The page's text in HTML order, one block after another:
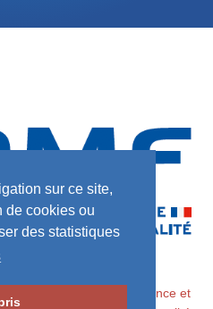
sur ce site,
de cookies ou
des statistiques
des Maires de France et